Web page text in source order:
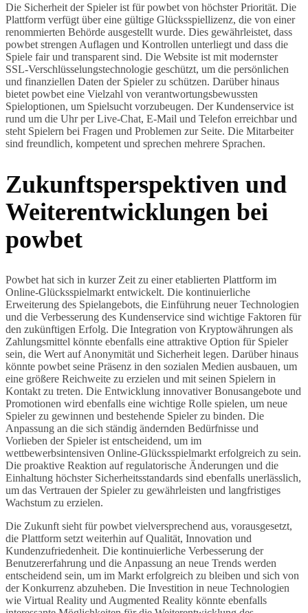
Die Sicherheit der Spieler ist für powbet von höchster Priorität. Die
Plattform verfügt über eine gültige Glücksspiellizenz, die von einer
renommierten Behörde ausgestellt wurde. Dies gewährleistet, dass
powbet strengen Auflagen und Kontrollen unterliegt und dass die
Spiele fair und transparent sind. Die Website ist mit modernster
SSL-Verschlüsselungstechnologie geschützt, um die persönlichen
und finanziellen Daten der Spieler zu schützen. Darüber hinaus
bietet powbet eine Vielzahl von verantwortungsbewussten
Spieloptionen, um Spielsucht vorzubeugen. Der Kundenservice ist
rund um die Uhr per Live-Chat, E-Mail und Telefon erreichbar und
steht Spielern bei Fragen und Problemen zur Seite. Die Mitarbeiter
sind freundlich, kompetent und sprechen mehrere Sprachen.
Zukunftsperspektiven und
Weiterentwicklungen bei
powbet
Powbet hat sich in kurzer Zeit zu einer etablierten Plattform im
Online-Glücksspielmarkt entwickelt. Die kontinuierliche
Erweiterung des Spielangebots, die Einführung neuer Technologien
und die Verbesserung des Kundenservice sind wichtige Faktoren für
den zukünftigen Erfolg. Die Integration von Kryptowährungen als
Zahlungsmittel könnte ebenfalls eine attraktive Option für Spieler
sein, die Wert auf Anonymität und Sicherheit legen. Darüber hinaus
könnte powbet seine Präsenz in den sozialen Medien ausbauen, um
eine größere Reichweite zu erzielen und mit seinen Spielern in
Kontakt zu treten. Die Entwicklung innovativer Bonusangebote und
Promotionen wird ebenfalls eine wichtige Rolle spielen, um neue
Spieler zu gewinnen und bestehende Spieler zu binden. Die
Anpassung an die sich ständig ändernden Bedürfnisse und
Vorlieben der Spieler ist entscheidend, um im
wettbewerbsintensiven Online-Glücksspielmarkt erfolgreich zu sein.
Die proaktive Reaktion auf regulatorische Änderungen und die
Einhaltung höchster Sicherheitsstandards sind ebenfalls unerlässlich,
um das Vertrauen der Spieler zu gewährleisten und langfristiges
Wachstum zu erzielen.
Die Zukunft sieht für powbet vielversprechend aus, vorausgesetzt,
die Plattform setzt weiterhin auf Qualität, Innovation und
Kundenzufriedenheit. Die kontinuierliche Verbesserung der
Benutzererfahrung und die Anpassung an neue Trends werden
entscheidend sein, um im Markt erfolgreich zu bleiben und sich von
der Konkurrenz abzuheben. Die Investition in neue Technologien
wie Virtual Reality und Augmented Reality könnte ebenfalls